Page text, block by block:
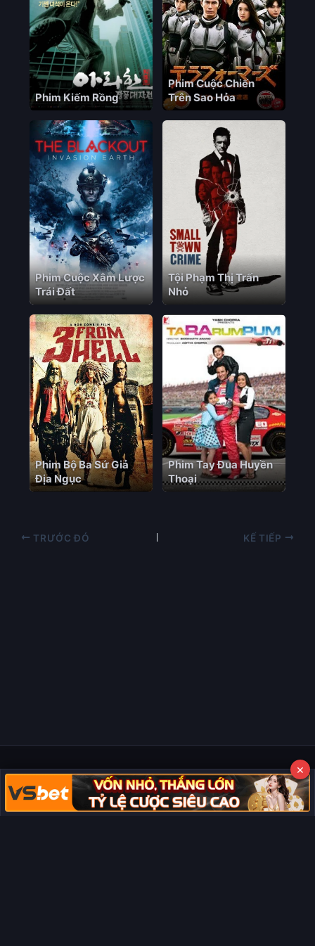
Phim Kiếm Rồng
Phim Cuộc Chiến
Trên Sao Hỏa
Phim Cuộc Xâm Lược
Trái Đất
Tội Phạm Thị Trấn
Nhỏ
Phim Bộ Ba Sứ Giả
Địa Ngục
Phim Tay Đua Huyền
Thoại
TRƯỚC ĐÓ KẾ TIẾP
Copyright © 2026 Phim Full HD
×